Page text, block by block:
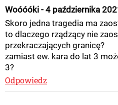
Woóóóki - 4 października
Skoro jedna tragedia ma
to dlaczego rządzący nie
przekraczających granicę?
zamiast ew. kara do lat 3
3?
Odpowiedz